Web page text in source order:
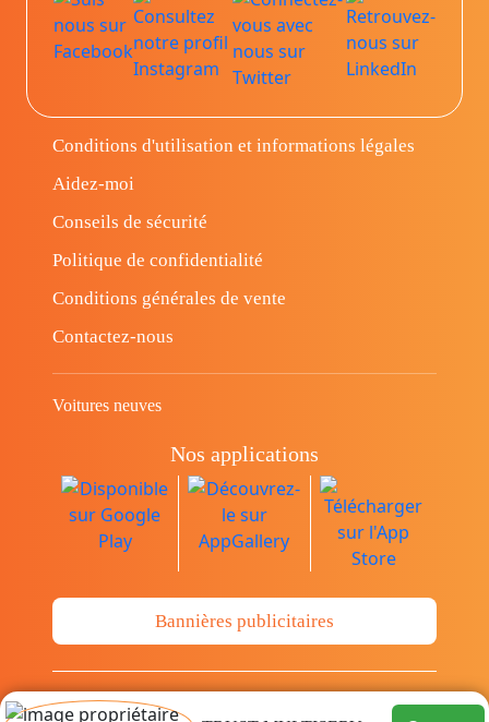
Conditions d'utilisation et informations légales
Aidez-moi
Conseils de sécurité
Politique de confidentialité
Conditions générales de vente
Contactez-nous
Voitures neuves
Nos applications
Bannières publicitaires
© Copyright 2014-2026 Cava.tn Limited Tous